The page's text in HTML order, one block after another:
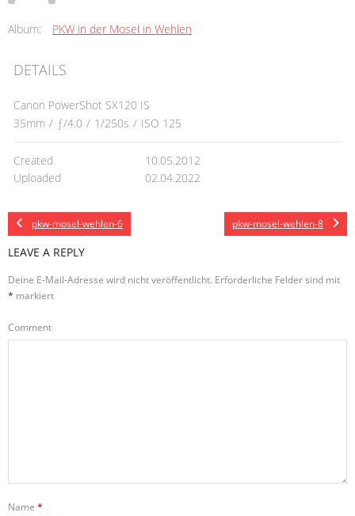
Album: PKW in der Mosel in Wehlen
DETAILS
Canon PowerShot SX120 IS
35mm / ƒ/4.0 / 1/250s / ISO 125
Created
10.05.2012
Uploaded
02.04.2022
pkw-mosel-wehlen-6 pkw-mosel-wehlen-8
LEAVE A REPLY
Deine E-Mail-Adresse wird nicht veröffentlicht. Erforderliche Felder sind mit
* markiert
Comment
Name *